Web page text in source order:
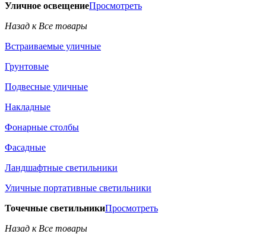
Уличное освещениеПросмотреть
Назад к Все товары
Встраиваемые уличные
Грунтовые
Подвесные уличные
Накладные
Фонарные столбы
Фасадные
Ландшафтные светильники
Уличные портативные светильники
Точечные светильникиПросмотреть
Назад к Все товары